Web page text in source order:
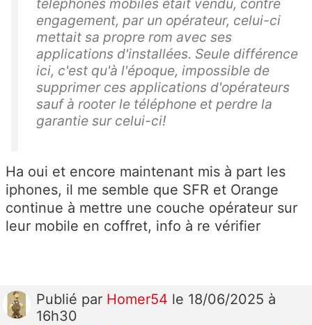
téléphones mobiles était vendu, contre
engagement, par un opérateur, celui-ci
mettait sa propre rom avec ses
applications d'installées. Seule différence
ici, c'est qu'à l'époque, impossible de
supprimer ces applications d'opérateurs
sauf à rooter le téléphone et perdre la
garantie sur celui-ci!
Ha oui et encore maintenant mis à part les
iphones, il me semble que SFR et Orange
continue à mettre une couche opérateur sur
leur mobile en coffret, info à re vérifier
Publié par Homer54 le 18/06/2025 à
16h30